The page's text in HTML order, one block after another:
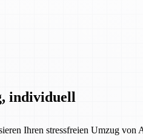
individuell
Ihren stressfreien Umzug